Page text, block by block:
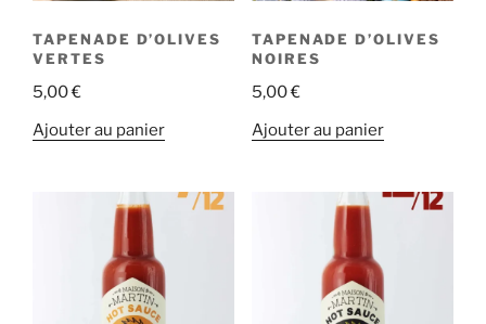
TAPENADE D’OLIVES
VERTES
5,00€
Ajouter au panier
TAPENADE D’OLIVES
NOIRES
5,00€
Ajouter au panier